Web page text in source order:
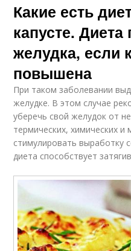
Какие есть
капусте. Диета
желудка, если
повышена
При таком заболевании
желудке. В этом случае
уберечь свой желудок от
термических, химических и
стимулировать выработку
диета способствует